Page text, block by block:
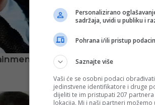
Personalizirano
sadržaja, uvidi u publiku i
Pohrana i/ili pristup
Saznajte više
Vaši će se osobni podaci
jedinstvene identifikatore i druge
dijeliti te im pristupati 207
lokacija. Mi i naši partneri